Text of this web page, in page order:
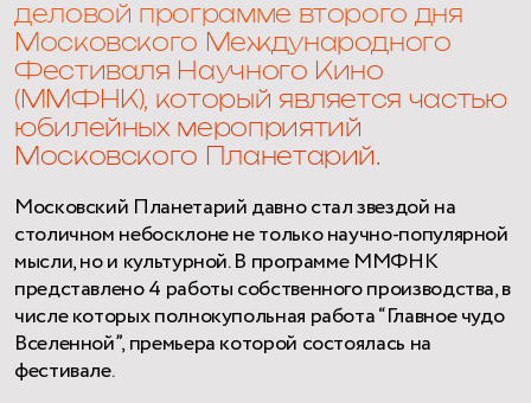
деловой программе второго дня
Московского Международного
Фестиваля Научного Кино
(ММФНК), который является частью
юбилейных мероприятий
Московского Планетарий.
Московский Планетарий давно стал звездой на
столичном небосклоне не только научно-популярной
мысли, но и культурной. В программе ММФНК
представлено 4 работы собственного производства, в
числе которых полнокупольная работа “Главное чудо
Вселенной”, премьера которой состоялась на
фестивале.